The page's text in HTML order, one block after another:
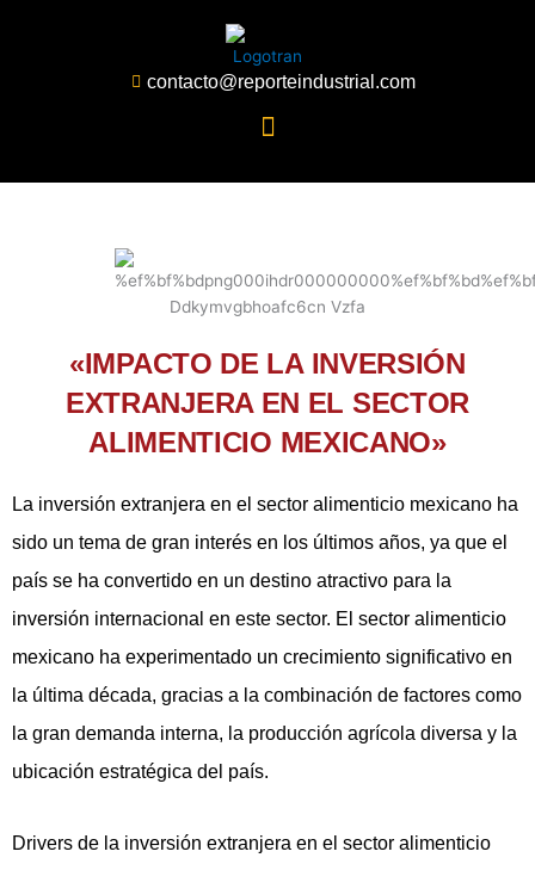
contacto@reporteindustrial.com
«IMPACTO DE LA INVERSIÓN
EXTRANJERA EN EL SECTOR
ALIMENTICIO MEXICANO»
La inversión extranjera en el sector alimenticio mexicano ha
sido un tema de gran interés en los últimos años, ya que el
país se ha convertido en un destino atractivo para la
inversión internacional en este sector. El sector alimenticio
mexicano ha experimentado un crecimiento significativo en
la última década, gracias a la combinación de factores como
la gran demanda interna, la producción agrícola diversa y la
ubicación estratégica del país.
Drivers de la inversión extranjera en el sector alimenticio